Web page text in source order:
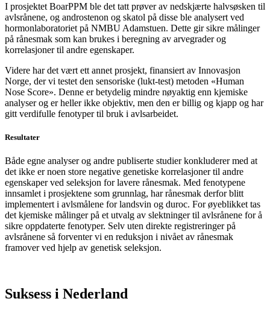
I prosjektet BoarPPM ble det tatt prøver av nedskjærte halvsøsken til
avlsrånene, og androstenon og skatol på disse ble analysert ved
hormonlaboratoriet på NMBU Adamstuen. Dette gir sikre målinger
på rånesmak som kan brukes i beregning av arvegrader og
korrelasjoner til andre egenskaper.
Videre har det vært ett annet prosjekt, finansiert av Innovasjon
Norge, der vi testet den sensoriske (lukt-test) metoden «Human
Nose Score». Denne er betydelig mindre nøyaktig enn kjemiske
analyser og er heller ikke objektiv, men den er billig og kjapp og har
gitt verdifulle fenotyper til bruk i avlsarbeidet.
Resultater
Både egne analyser og andre publiserte studier konkluderer med at
det ikke er noen store negative genetiske korrelasjoner til andre
egenskaper ved seleksjon for lavere rånesmak. Med fenotypene
innsamlet i prosjektene som grunnlag, har rånesmak derfor blitt
implementert i avlsmålene for landsvin og duroc. For øyeblikket tas
det kjemiske målinger på et utvalg av slektninger til avlsrånene for å
sikre oppdaterte fenotyper. Selv uten direkte registreringer på
avlsrånene så forventer vi en reduksjon i nivået av rånesmak
framover ved hjelp av genetisk seleksjon.
Suksess i Nederland